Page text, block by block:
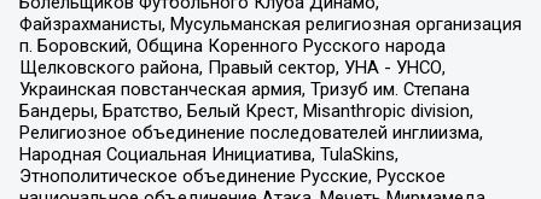
Файзрахманисты, Мусульманская религиозная организация
п. Боровский, Община Коренного Русского народа
Щелковского района, Правый сектор, УНА - УНСО,
Украинская повстанческая армия, Тризуб им. Степана
Бандеры, Братство, Белый Крест, Misanthropic division,
Религиозное объединение последователей инглиизма,
Народная Социальная Инициатива, TulaSkins,
Этнополитическое объединение Русские, Русское